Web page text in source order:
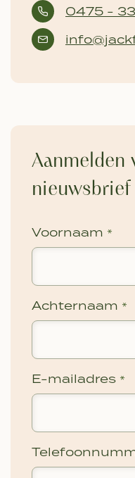
0475 -
Aanmelden
nieuwsbrief
Voornaam *
Achternaam *
E-mailadres *